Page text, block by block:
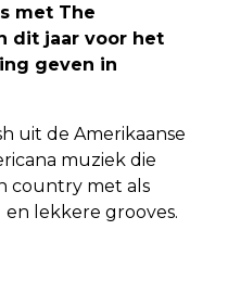
met The
dit jaar voor het
geven in
uit de Amerikaanse
muziek die
country met als
en lekkere grooves.